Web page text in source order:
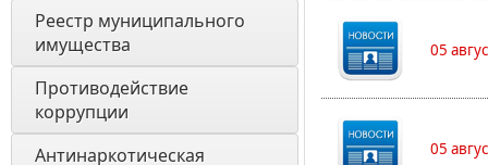
Реестр муниципального
имущества
Противодействие
коррупции
Антинаркотическая
05
05